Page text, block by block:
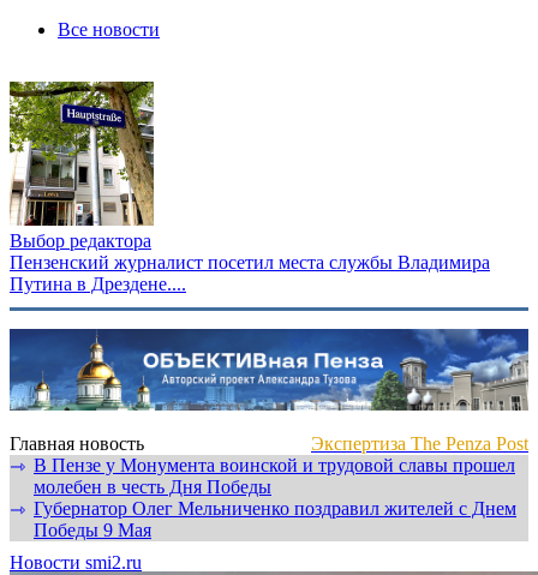
Все новости
Выбор редактора
Пензенский журналист посетил места службы Владимира
Путина в Дрездене....
Главная новость
Экспертиза The Penza Post
⇾ В Пензе у Монумента воинской и трудовой славы прошел
молебен в честь Дня Победы
⇾ Губернатор Олег Мельниченко поздравил жителей с Днем
Победы 9 Мая
Новости smi2.ru